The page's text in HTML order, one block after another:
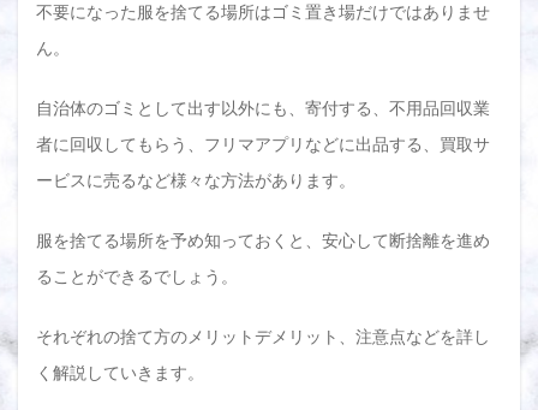
不要になった服を捨てる場所はゴミ置き場だけではありませ
ん。
自治体のゴミとして出す以外にも、寄付する、不用品回収業
者に回収してもらう、フリマアプリなどに出品する、買取サ
ービスに売るなど様々な方法があります。
服を捨てる場所を予め知っておくと、安心して断捨離を進め
ることができるでしょう。
それぞれの捨て方のメリットデメリット、注意点などを詳し
く解説していきます。